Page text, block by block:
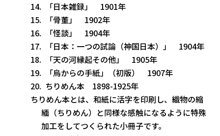
「日本雑録」 1901年
「骨董」 1902年
「怪談」 1904年
「日本：一つの試論（神国日本）」 1904年
「天の河縁起その他」 1905年
「烏からの手紙」（初版） 1907年
ちりめん本 1898-1925年
ちりめん本とは、和紙に活字を印刷し、織物の縮
緬（ちりめん）と同様な感触になるように特殊
加工をしてつくられた小冊子です。